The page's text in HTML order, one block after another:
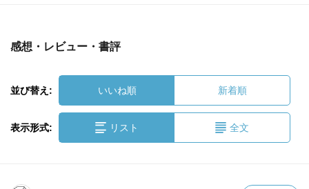
感想・レビュー・書評
並び替え: いいね順 新着順
表示形式: リスト 全文